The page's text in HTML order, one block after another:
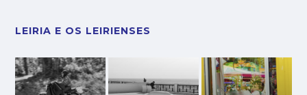
LEIRIA E OS LEIRIENSES